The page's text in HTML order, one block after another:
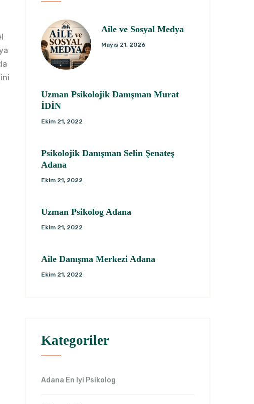
Aile ve Sosyal Medya
Mayıs 21, 2026
Uzman Psikolojik Danışman Murat
İDİN
Ekim 21, 2022
Psikolojik Danışman Selin Şenateş
Adana
Ekim 21, 2022
Uzman Psikolog Adana
Ekim 21, 2022
Aile Danışma Merkezi Adana
Ekim 21, 2022
Kategoriler
Adana En Iyi Psikolog